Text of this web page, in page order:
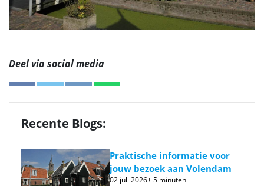
Deel via social media
Recente Blogs:
Praktische informatie voor
jouw bezoek aan Volendam
02 juli 2026± 5 minuten